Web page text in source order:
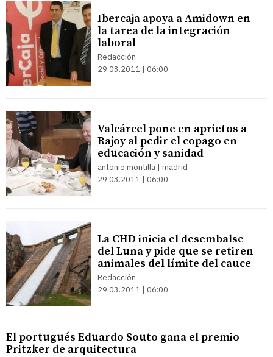
Ibercaja apoya a Amidown en
la tarea de la integración
laboral
Redacción
29.03.2011 | 06:00
Valcárcel pone en aprietos a
Rajoy al pedir el copago en
educación y sanidad
antonio montilla | madrid
29.03.2011 | 06:00
La CHD inicia el desembalse
del Luna y pide que se retiren
animales del límite del cauce
Redacción
29.03.2011 | 06:00
El portugués Eduardo Souto gana el premio
Pritzker de arquitectura